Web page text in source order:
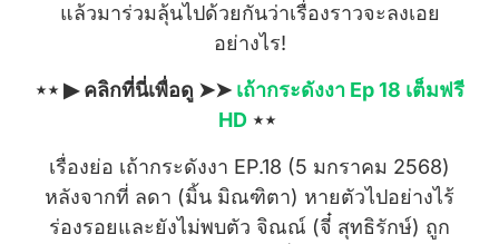
แล้วมาร่วมลุ้นไปด้วยกันว่าเรื่องราวจะลงเอย
อย่างไร!
⋆⋆ ▶ คลิกที่นี่เพื่อดู ➤➤ เถ้ากระดังงา Ep 18 เต็มฟรี
HD ⋆⋆
เรื่องย่อ เถ้ากระดังงา EP.18 (5 มกราคม 2568)
หลังจากที่ ลดา (มิ้น มิณฑิตา) หายตัวไปอย่างไร้
ร่องรอยและยังไม่พบตัว จิณณ์ (จี๋ สุทธิรักษ์) ถูก